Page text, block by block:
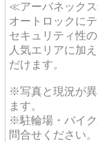
≪アーバネック
オートロックに
セキュリティ性
人気エリアに加
だけます。
※写真と現況が異
ます。
※駐輪場・バイ
問合せください。